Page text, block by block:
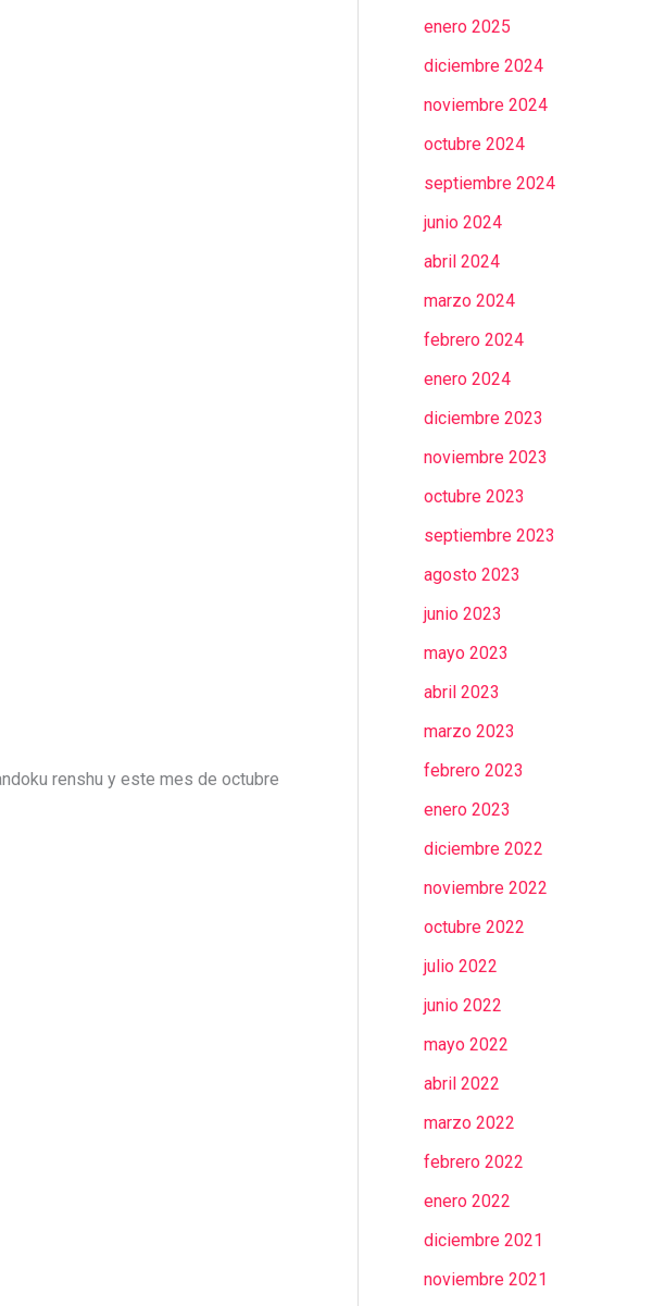
renshu y este mes de octubre
enero 2025
diciembre 2024
noviembre 2024
octubre 2024
septiembre 2024
junio 2024
abril 2024
marzo 2024
febrero 2024
enero 2024
diciembre 2023
noviembre 2023
octubre 2023
septiembre 2023
agosto 2023
junio 2023
mayo 2023
abril 2023
marzo 2023
febrero 2023
enero 2023
diciembre 2022
noviembre 2022
octubre 2022
julio 2022
junio 2022
mayo 2022
abril 2022
marzo 2022
febrero 2022
enero 2022
diciembre 2021
noviembre 2021